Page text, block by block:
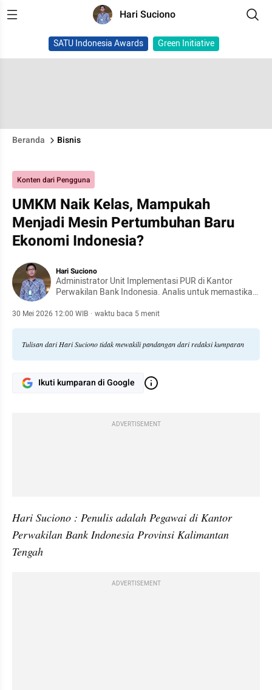
Hari Suciono
SATU Indonesia Awards Green Initiative
Beranda Bisnis
Konten dari Pengguna
UMKM Naik Kelas, Mampukah
Menjadi Mesin Pertumbuhan Baru
Ekonomi Indonesia?
Hari Suciono
Administrator Unit Implementasi PUR di Kantor
Perwakilan Bank Indonesia. Analis untuk memastikan
kebutuhan uang rupiah, proyeksi kas, serta koordinasi
30 Mei 2026 12:00 WIB · waktu baca 5 menit
Tulisan dari Hari Suciono tidak mewakili pandangan dari redaksi kumparan
Ikuti kumparan di Google
ADVERTISEMENT
Hari Suciono : Penulis adalah Pegawai di Kantor
Perwakilan Bank Indonesia Provinsi Kalimantan
Tengah
ADVERTISEMENT